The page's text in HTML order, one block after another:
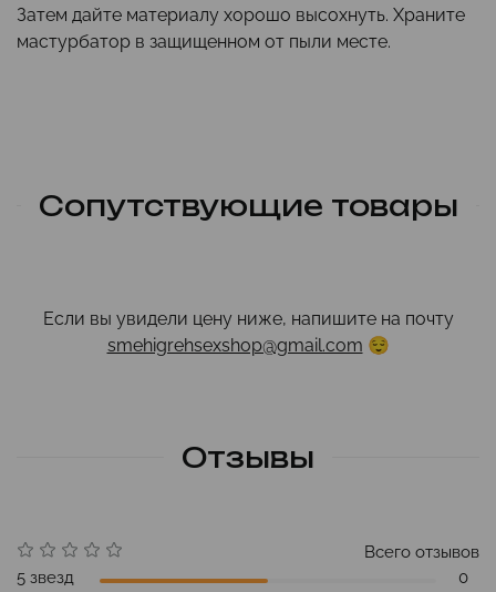
Затем дайте материалу хорошо высохнуть. Храните
мастурбатор в защищенном от пыли месте.
Сопутствующие товары
Если вы увидели цену ниже, напишите на почту
smehigrehsexshop@gmail.com 😌
Отзывы
Всего отзывов
5 звезд
0